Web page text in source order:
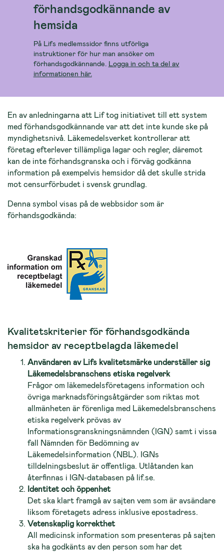
förhandsgodkännande av
hemsida
På Lifs medlemssidor finns utförliga
instruktioner för hur man ansöker om
förhandsgodkännande. Logga in och ta del av
informationen här.
En av anledningarna att Lif tog initiativet till ett system
med förhandsgodkännande var att det inte kunde ske på
myndighetsnivå. Läkemedelsverket kontrollerar att
företag efterlever tillämpliga lagar och regler, däremot
kan de inte förhandsgranska och i förväg godkänna
information på exempelvis hemsidor då det skulle strida
mot censurförbudet i svensk grundlag.
Denna symbol visas på de webbsidor som är
förhandsgodkända:
Kvalitetskriterier för förhandsgodkända
hemsidor av receptbelagda läkemedel
Användaren av Lifs kvalitetsmärke underställer sig
Läkemedelsbranschens etiska regelverk
Frågor om läkemedelsföretagens information och
övriga marknadsföringsåtgärder som riktas mot
allmänheten är förenliga med Läkemedelsbranschens
etiska regelverk prövas av
Informationsgranskningsnämnden (IGN) samt i vissa
fall Nämnden för Bedömning av
Läkemedelsinformation (NBL). IGNs
tilldelningsbeslut är offentliga. Utlåtanden kan
återfinnas i IGN-databasen på lif.se.
Identitet och öppenhet
Det ska klart framgå av sajten vem som är avsändare
liksom företagets adress inklusive epostadress.
Vetenskaplig korrekthet
All medicinsk information som presenteras på sajten
ska ha godkänts av den person som har det